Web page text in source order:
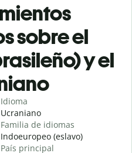
sobre el
y el
Idioma
Ucraniano
Familia de idiomas
Indoeuropeo (eslavo)
País principal